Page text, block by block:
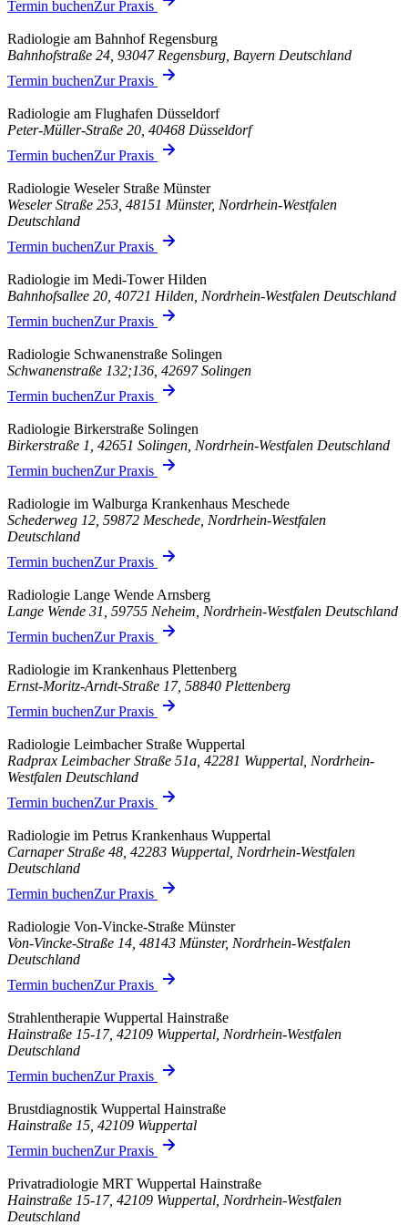
Termin buchenZur Praxis
Radiologie am Bahnhof Regensburg
Bahnhofstraße 24, 93047 Regensburg, Bayern Deutschland
Termin buchenZur Praxis
Radiologie am Flughafen Düsseldorf
Peter-Müller-Straße 20, 40468 Düsseldorf
Termin buchenZur Praxis
Radiologie Weseler Straße Münster
Weseler Straße 253, 48151 Münster, Nordrhein-Westfalen
Deutschland
Termin buchenZur Praxis
Radiologie im Medi-Tower Hilden
Bahnhofsallee 20, 40721 Hilden, Nordrhein-Westfalen Deutschland
Termin buchenZur Praxis
Radiologie Schwanenstraße Solingen
Schwanenstraße 132;136, 42697 Solingen
Termin buchenZur Praxis
Radiologie Birkerstraße Solingen
Birkerstraße 1, 42651 Solingen, Nordrhein-Westfalen Deutschland
Termin buchenZur Praxis
Radiologie im Walburga Krankenhaus Meschede
Schederweg 12, 59872 Meschede, Nordrhein-Westfalen
Deutschland
Termin buchenZur Praxis
Radiologie Lange Wende Arnsberg
Lange Wende 31, 59755 Neheim, Nordrhein-Westfalen Deutschland
Termin buchenZur Praxis
Radiologie im Krankenhaus Plettenberg
Ernst-Moritz-Arndt-Straße 17, 58840 Plettenberg
Termin buchenZur Praxis
Radiologie Leimbacher Straße Wuppertal
Radprax Leimbacher Straße 51a, 42281 Wuppertal, Nordrhein-
Westfalen Deutschland
Termin buchenZur Praxis
Radiologie im Petrus Krankenhaus Wuppertal
Carnaper Straße 48, 42283 Wuppertal, Nordrhein-Westfalen
Deutschland
Termin buchenZur Praxis
Radiologie Von-Vincke-Straße Münster
Von-Vincke-Straße 14, 48143 Münster, Nordrhein-Westfalen
Deutschland
Termin buchenZur Praxis
Strahlentherapie Wuppertal Hainstraße
Hainstraße 15-17, 42109 Wuppertal, Nordrhein-Westfalen
Deutschland
Termin buchenZur Praxis
Brustdiagnostik Wuppertal Hainstraße
Hainstraße 15, 42109 Wuppertal
Termin buchenZur Praxis
Privatradiologie MRT Wuppertal Hainstraße
Hainstraße 15-17, 42109 Wuppertal, Nordrhein-Westfalen
Deutschland